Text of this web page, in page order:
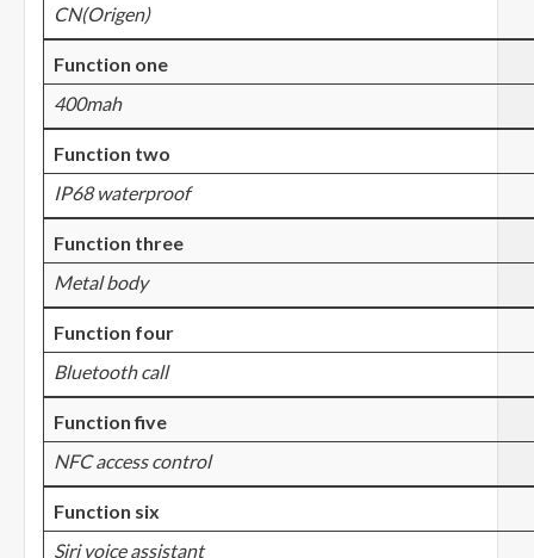
CN(Origen)
Function one
400mah
Function two
IP68 waterproof
Function three
Metal body
Function four
Bluetooth call
Function five
NFC access control
Function six
Siri voice assistant